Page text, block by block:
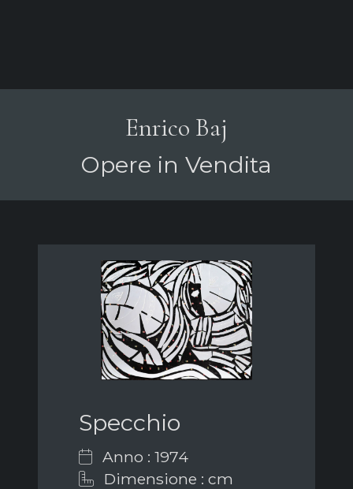
Enrico Baj
Opere in Vendita
Specchio
Anno : 1974
Dimensione : cm